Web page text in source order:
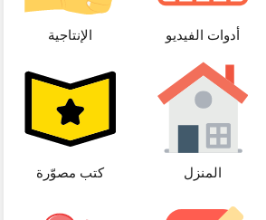
الإنتاجية أدوات الفيديو
كتب مصوّرة المنزل